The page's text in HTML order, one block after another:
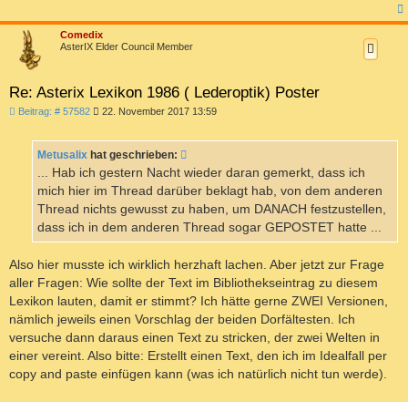
a
Comedix
AsterIX Elder Council Member
Re: Asterix Lexikon 1986 ( Lederoptik) Poster
Beitrag: # 57582B
r
a
22. November 2017 13:59
Metusalix hat geschrieben:
... Hab ich gestern Nacht wieder daran gemerkt, dass ich
mich hier im Thread darüber beklagt hab, von dem anderen
Thread nichts gewusst zu haben, um DANACH festzustellen,
dass ich in dem anderen Thread sogar GEPOSTET hatte ...
Also hier musste ich wirklich herzhaft lachen. Aber jetzt zur Frage
aller Fragen: Wie sollte der Text im Bibliothekseintrag zu diesem
Lexikon lauten, damit er stimmt? Ich hätte gerne ZWEI Versionen,
nämlich jeweils einen Vorschlag der beiden Dorfältesten. Ich
versuche dann daraus einen Text zu stricken, der zwei Welten in
einer vereint. Also bitte: Erstellt einen Text, den ich im Idealfall per
copy and paste einfügen kann (was ich natürlich nicht tun werde).